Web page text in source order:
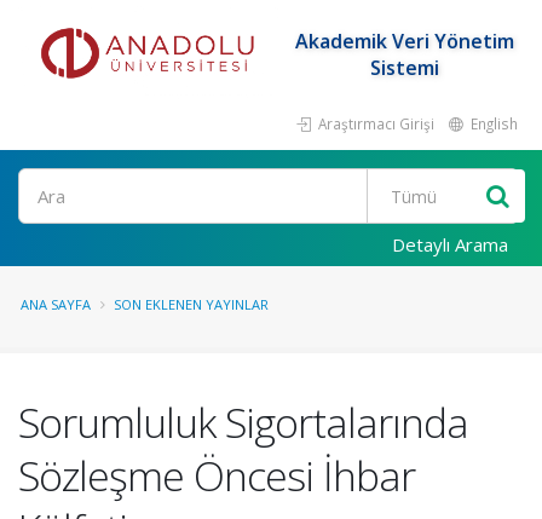
Akademik Veri Yönetim
Sistemi
Araştırmacı Girişi English
Ara
Detaylı Arama
ANA SAYFA SON EKLENEN YAYINLAR
Sorumluluk Sigortalarında
Sözleşme Öncesi İhbar